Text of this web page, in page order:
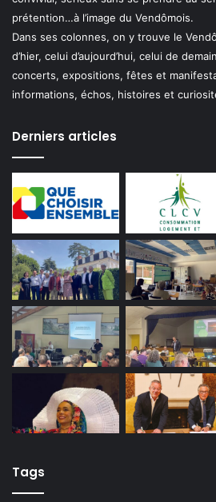
prétention…à l’image du Vendômois.
Dans ses colonnes, on y trouve le
d’hier, celui d’aujourd’hui, celui de
concerts, expositions, fêtes et
informations, échos, histoires et
Derniers articles
Tags